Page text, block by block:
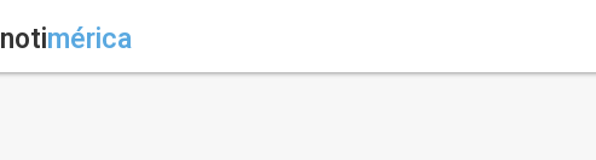
notimérica